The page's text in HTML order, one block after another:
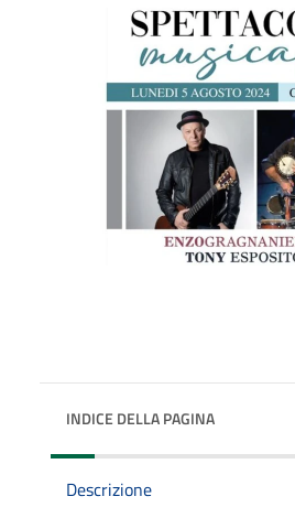
INDICE DELLA PAGINA
Descrizione